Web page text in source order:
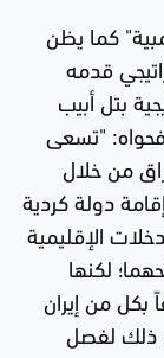
كما يظن
قدمه
بتل أبيب
"تسعى
من خلال
دولة كردية
الإقليمية
لكنها
بكل من إيران
ذلك لفصل